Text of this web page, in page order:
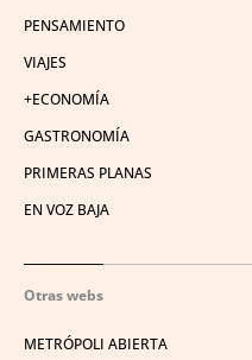
PENSAMIENTO
VIAJES
+ECONOMÍA
GASTRONOMÍA
PRIMERAS PLANAS
EN VOZ BAJA
Otras webs
METRÓPOLI ABIERTA